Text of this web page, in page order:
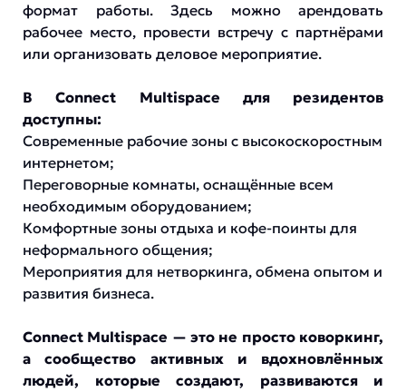
формат работы. Здесь можно арендовать
рабочее место, провести встречу с партнёрами
или организовать деловое мероприятие.
В Connect Multispace для резидентов
доступны:
Современные рабочие зоны с высокоскоростным
интернетом;
Переговорные комнаты, оснащённые всем
необходимым оборудованием;
Комфортные зоны отдыха и кофе-поинты для
неформального общения;
Мероприятия для нетворкинга, обмена опытом и
развития бизнеса.
Connect Multispace — это не просто коворкинг,
а сообщество активных и вдохновлённых
людей, которые создают, развиваются и